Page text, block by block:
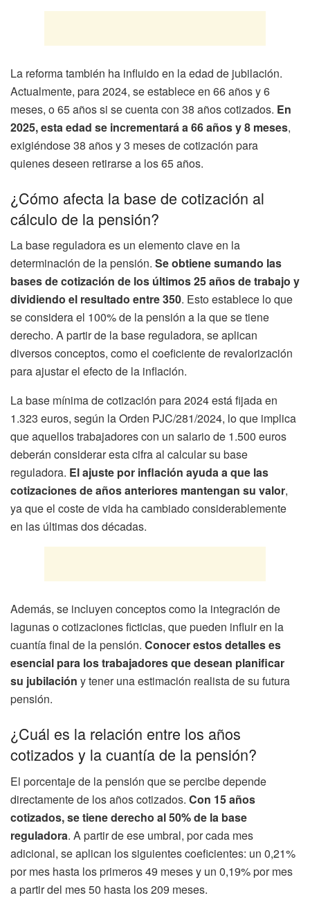
La reforma también ha influido en la edad de jubilación.
Actualmente, para 2024, se establece en 66 años y 6
meses, o 65 años si se cuenta con 38 años cotizados. En
2025, esta edad se incrementará a 66 años y 8 meses,
exigiéndose 38 años y 3 meses de cotización para
quienes deseen retirarse a los 65 años.
¿Cómo afecta la base de cotización al
cálculo de la pensión?
La base reguladora es un elemento clave en la
determinación de la pensión. Se obtiene sumando las
bases de cotización de los últimos 25 años de trabajo y
dividiendo el resultado entre 350. Esto establece lo que
se considera el 100% de la pensión a la que se tiene
derecho. A partir de la base reguladora, se aplican
diversos conceptos, como el coeficiente de revalorización
para ajustar el efecto de la inflación.
La base mínima de cotización para 2024 está fijada en
1.323 euros, según la Orden PJC/281/2024, lo que implica
que aquellos trabajadores con un salario de 1.500 euros
deberán considerar esta cifra al calcular su base
reguladora. El ajuste por inflación ayuda a que las
cotizaciones de años anteriores mantengan su valor,
ya que el coste de vida ha cambiado considerablemente
en las últimas dos décadas.
Además, se incluyen conceptos como la integración de
lagunas o cotizaciones ficticias, que pueden influir en la
cuantía final de la pensión. Conocer estos detalles es
esencial para los trabajadores que desean planificar
su jubilación y tener una estimación realista de su futura
pensión.
¿Cuál es la relación entre los años
cotizados y la cuantía de la pensión?
El porcentaje de la pensión que se percibe depende
directamente de los años cotizados. Con 15 años
cotizados, se tiene derecho al 50% de la base
reguladora. A partir de ese umbral, por cada mes
adicional, se aplican los siguientes coeficientes: un 0,21%
por mes hasta los primeros 49 meses y un 0,19% por mes
a partir del mes 50 hasta los 209 meses.